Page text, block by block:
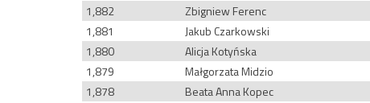
1,882
Zbigniew Ferenc
1,881
Jakub Czarkowski
1,880
Alicja Kotyńska
1,879
Małgorzata Midzio
1,878
Beata Anna Kopec